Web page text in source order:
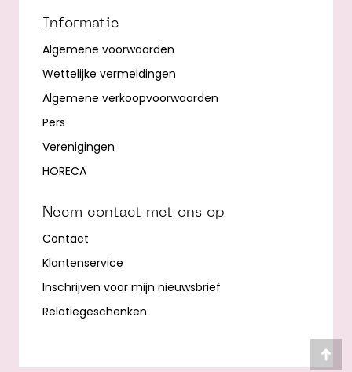
Informatie
Algemene voorwaarden
Wettelijke vermeldingen
Algemene verkoopvoorwaarden
Pers
Verenigingen
HORECA
Neem contact met ons op
Contact
Klantenservice
Inschrijven voor mijn nieuwsbrief
Relatiegeschenken